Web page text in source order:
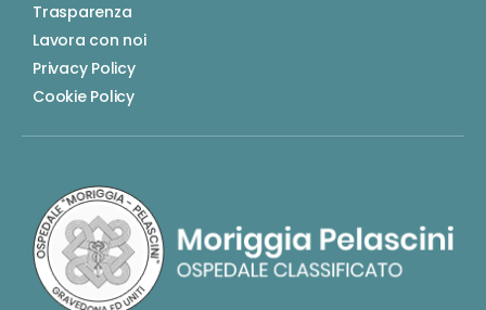
Trasparenza
Lavora con noi
Privacy Policy
Cookie Policy